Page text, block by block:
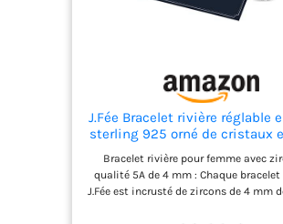
J.Fée Bracelet rivière réglable
sterling 925 orné de cristaux
Différentes couleurs de
boîte cadeau, 7.5 inches, Métal
cubique Cristal
Bracelet rivière pour femme avec
qualité 5A de 4 mm : Chaque bracelet
J.Fée est incrusté de zircons de 4 mm